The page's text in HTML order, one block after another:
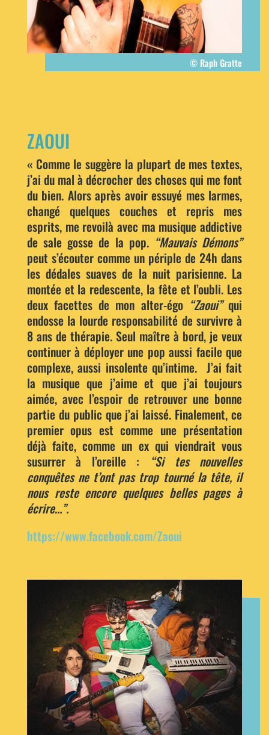
© Raph Gratte
ZAOUI
« Comme le suggère la plupart de mes textes,
j’ai du mal à décrocher des choses qui me font
du bien. Alors après avoir essuyé mes larmes,
changé quelques couches et repris mes
esprits, me revoilà avec ma musique addictive
de sale gosse de la pop. “Mauvais Démons”
peut s’écouter comme un périple de 24h dans
les dédales suaves de la nuit parisienne. La
montée et la redescente, la fête et l’oubli. Les
deux facettes de mon alter-égo “Zaoui”qui
endosse la lourde responsabilité de survivre à
8 ans de thérapie. Seul maître à bord, je veux
continuer à déployer une pop aussi facile que
complexe, aussi insolente qu’intime. J’ai fait
la musique que j’aime et que j’ai toujours
aimée, avec l’espoir de retrouver une bonne
partie du public que j’ai laissé. Finalement, ce
premier opus est comme une présentation
déjà faite, comme un ex qui viendrait vous
susurrer à l’oreille : “Si tes nouvelles
conquêtes ne t’ont pas trop tourné la tête, il
nous reste encore quelques belles pages à
écrire…”.
https://www.facebook.com/Zaoui